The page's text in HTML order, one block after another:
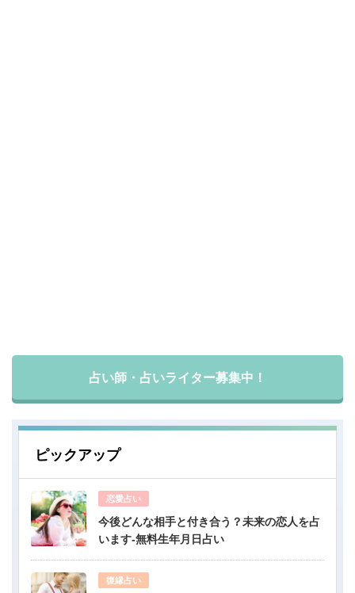
占い師・占いライター募集中！
ピックアップ
恋愛占い
今後どんな相手と付き合う？未来の恋人を占
います-無料生年月日占い
復縁占い